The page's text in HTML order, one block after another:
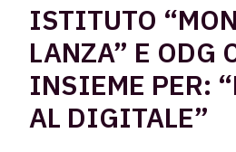
ISTITUTO
LANZA” E ODG
INSIEME PER:
AL DIGITALE”